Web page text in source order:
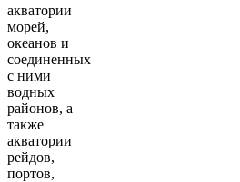
акватории
морей,
океанов и
соединенных
с ними
водных
районов, а
также
акватории
рейдов,
портов,